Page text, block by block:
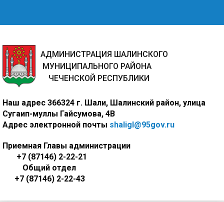
АДМИНИСТРАЦИЯ ШАЛИНСКОГО
МУНИЦИПАЛЬНОГО РАЙОНА
ЧЕЧЕНСКОЙ РЕСПУБЛИКИ
Наш адрес 366324 г. Шали, Шалинский район, улица
Сугаип-муллы Гайсумова, 4В
Адрес электронной почты shaligl@95gov.ru
Приемная Главы администрации
+7 (87146) 2-22-21
Общий отдел
+7 (87146) 2-22-43